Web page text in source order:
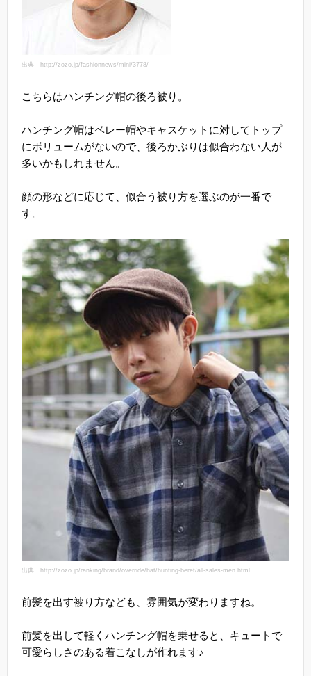
出典：http://zozo.jp/fashionnews/mini/3778/
こちらはハンチング帽の後ろ被り。
ハンチング帽はベレー帽やキャスケットに対してトップ
にボリュームがないので、後ろかぶりは似合わない人が
多いかもしれません。
顔の形などに応じて、似合う被り方を選ぶのが一番で
す。
出典：http://zozo.jp/ranking/brand/override/hat/hunting-beret/all-sales-men.html
前髪を出す被り方なども、雰囲気が変わりますね。
前髪を出して軽くハンチング帽を乗せると、キュートで
可愛らしさのある着こなしが作れます♪